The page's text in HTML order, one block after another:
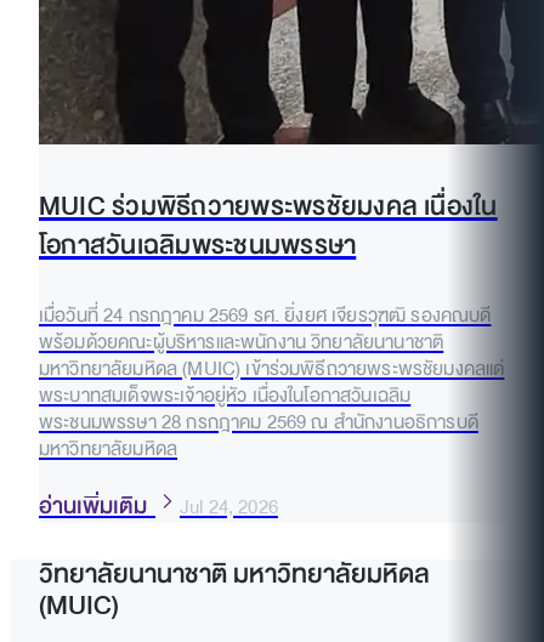
MUIC ร่วมพิธีถวายพระพรชัยมงคล เนื่องใน
โอกาสวันเฉลิมพระชนมพรรษา
เมื่อวันที่ 24 กรกฎาคม 2569 รศ. ยิ่งยศ เจียรวุฑฒิ รองคณบดี
พร้อมด้วยคณะผู้บริหารและพนักงาน วิทยาลัยนานาชาติ
มหาวิทยาลัยมหิดล (MUIC) เข้าร่วมพิธีถวายพระพรชัยมงคลแด่
พระบาทสมเด็จพระเจ้าอยู่หัว เนื่องในโอกาสวันเฉลิม
พระชนมพรรษา 28 กรกฎาคม 2569 ณ สำนักงานอธิการบดี
มหาวิทยาลัยมหิดล
อ่านเพิ่มเติม Jul 24, 2026
วิทยาลัยนานาชาติ มหาวิทยาลัยมหิดล
(MUIC)